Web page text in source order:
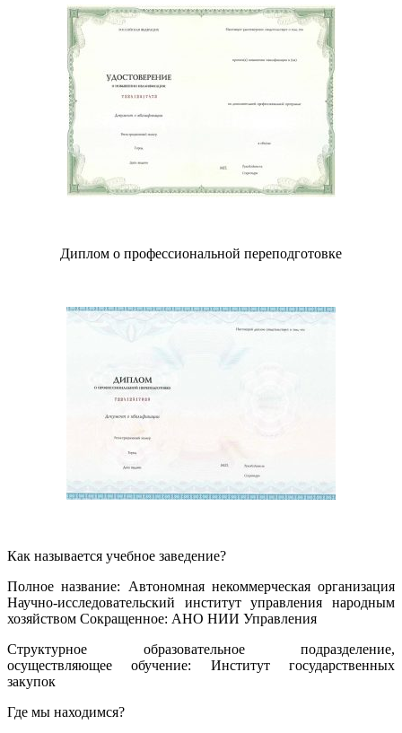
Диплом о профессиональной переподготовке
Как называется учебное заведение?
Полное название: Автономная некоммерческая организация
Научно-исследовательский институт управления народным
хозяйством Сокращенное: АНО НИИ Управления
Структурное образовательное подразделение,
осуществляющее обучение: Институт государственных
закупок
Где мы находимся?